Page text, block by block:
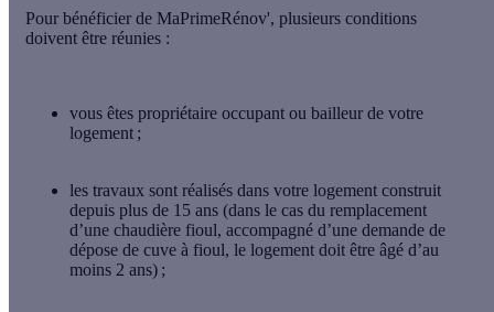
Pour bénéficier de MaPrimeRénov', plusieurs conditions
doivent être réunies :
vous êtes propriétaire occupant ou bailleur de votre
logement ;
les travaux sont réalisés dans votre logement construit
depuis plus de 15 ans (dans le cas du remplacement
d’une chaudière fioul, accompagné d’une demande de
dépose de cuve à fioul, le logement doit être âgé d’au
moins 2 ans) ;